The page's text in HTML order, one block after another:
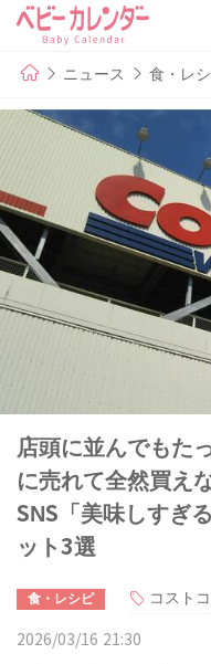
ニュース 食・レ
店頭に並んでもた
に売れて全然買え
SNS「美味しすぎ
ット3選
食・レシピ コストコ
2026/03/16 21:30